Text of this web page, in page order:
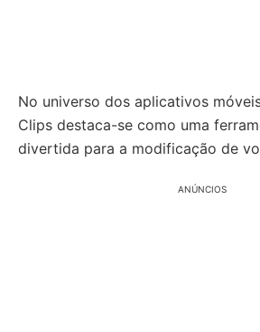
No universo dos aplicativos
Clips destaca-se como uma
divertida para a modificação de
ANÚNCIOS